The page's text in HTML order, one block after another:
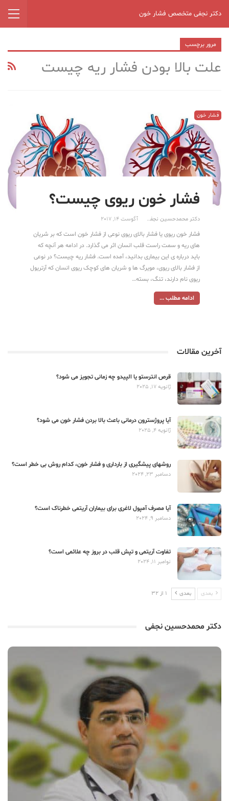
دکتر نجفی متخصص فشار خون
مرور برچسب
علت بالا بودن فشار ریه چیست
فشار خون
فشار خون ریوی چیست؟
دکتر محمدحسین نجفی آگوست 14, 2017
فشار خون ریوی یا فشار بالای ریوی نوعی از فشار خون است که بر شریان
های ریه و سمت راست قلب انسان اثر می گذارد. در ادامه هر آنچه که
باید درباره ی این بیماری بدانید، آمده است. فشار ریه چیست؟ در نوعی
از فشار بالای ریوی، مویرگ ها و شریان های کوچک ریوی انسان که آرتریول
ریوی نام دارند، تنگ، بسته…
ادامه مطلب ...
آخرین مقالات
قرص انترستو یا الپیدو چه زمانی تجویز می شود؟
ژانویه 17, 2025
آیا پروژسترون درمانی باعث بالا بردن فشار خون می شود؟
ژانویه 4, 2025
روشهای پیشگیری از بارداری و فشار خون، کدام روش بی خطر است؟
دسامبر 23, 2024
آیا مصرف آمپول لاغری برای بیماران آریتمی خطرناک است؟
دسامبر 9, 2024
تفاوت آریتمی و تپش قلب در بروز چه علائمی است؟
نوامبر 11, 2024
بعدی بعدی 1 از 32
دکتر محمدحسین نجفی